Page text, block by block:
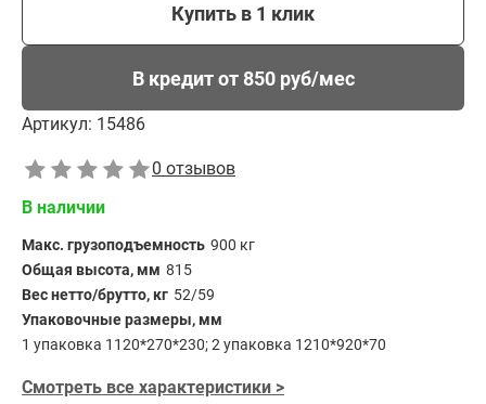
Купить в 1 клик
В кредит от 850 руб/мес
Артикул: 15486
0 отзывов
В наличии
Макс. грузоподъемность 900 кг
Общая высота, мм 815
Вес нетто/брутто, кг 52/59
Упаковочные размеры, мм
1 упаковка 1120*270*230; 2 упаковка 1210*920*70
Смотреть все характеристики >